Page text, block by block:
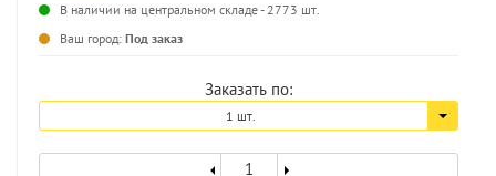
В наличии на центральном складе - 2773 шт.
Ваш город: Под заказ
Заказать по:
1 шт.